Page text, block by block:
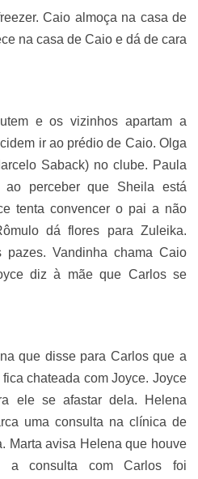
Caio almoça na casa de
na casa de Caio e dá de cara
e os vizinhos apartam a
ir ao prédio de Caio. Olga
Saback) no clube. Paula
perceber que Sheila está
tenta convencer o pai a não
dá flores para Zuleika.
Vandinha chama Caio
diz à mãe que Carlos se
que disse para Carlos que a
chateada com Joyce. Joyce
ele se afastar dela. Helena
uma consulta na clínica de
Marta avisa Helena que houve
a consulta com Carlos foi